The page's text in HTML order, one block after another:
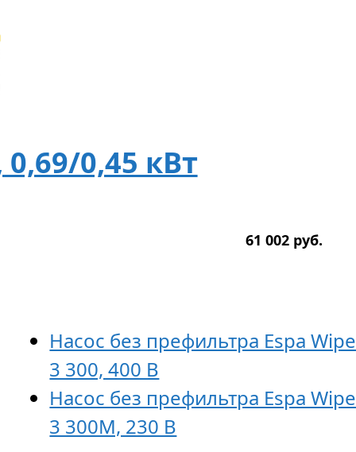
0,69/0,45 кВт
61 002 руб.
Насос без префильтра Espa
3 300, 400 В
Насос без префильтра Espa
3 300M, 230 В